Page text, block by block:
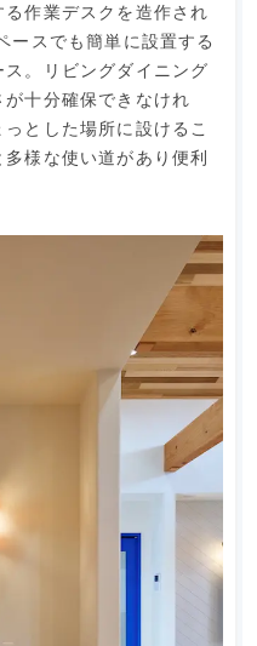
作業デスクを造作され
ースでも簡単に設置する
。リビングダイニング
十分確保できなけれ
とした場所に設けるこ
様な使い道があり便利